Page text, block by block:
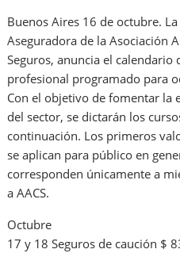
Buenos Aires 16 de octubre.
Aseguradora de la Asociación
Seguros, anuncia el
profesional programado para
Con el objetivo de fomentar la
del sector, se dictarán los
continuación. Los primeros
se aplican para público en
corresponden únicamente a
a AACS.
Octubre
17 y 18 Seguros de caución $